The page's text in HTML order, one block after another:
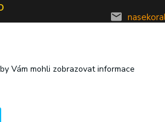
Praha 4
Vám mohli zobrazovat informace